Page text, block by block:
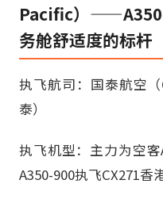
Pacific）
务舱舒适度的标杆
执飞航司：国泰航空
泰）
执飞机型：主力为空
A350-900执飞CX271香